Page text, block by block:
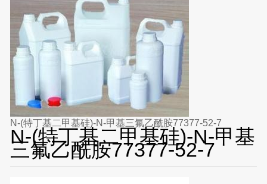
N-(特丁基二甲基硅)-N-甲基三氟乙酰胺77377-52-7
N-(特丁基二甲基硅)-N-甲基
三氟乙酰胺77377-52-7